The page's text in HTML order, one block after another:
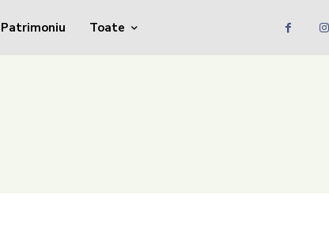
Patrimoniu Toate